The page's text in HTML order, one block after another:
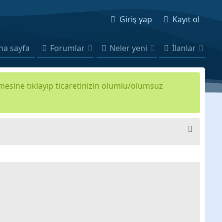
Giriş yap Kayıt ol
sayfa Forumlar Neler yeni İlanlar
tıklayıp ticaretinizin olumlu/olumsuz